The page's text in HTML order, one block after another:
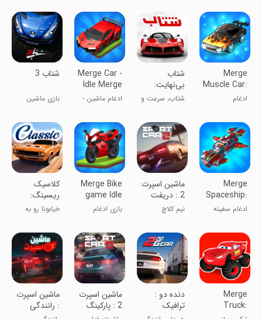
بزرگراه
Merge
Muscle Car:
Cars
Merger
ادغام
عضلانی: ادغام
خودروها
شتاب
بی‌نهایت:
بازی ماشین
شتاب، سرعت و
اینجاست
Merge Car -
Idle Merge
Cars
ادغام ماشین -
ادغام‌آمیز
‏‏شتاب 3
بازی ماشین
Merge
Spaceship:
Space
Games
ادغام سفینه
بازی‌های فضایی
ماشین اسپرت
2 : دریفت
نیم کلاچ
Merge Bike
game Idle
Tycoon
بازی ادغام
تاجر بیکار
‏‏‏‏‏‏کلاسیک
ریسینگ:
ماشین
مسابقه درگ
خیابونا رو به
Merge
Truck:
دنده دو :
ترافیک
ماشین اسپرت
2 : پارکینگ
ماشین اسپرت
: رانندگی